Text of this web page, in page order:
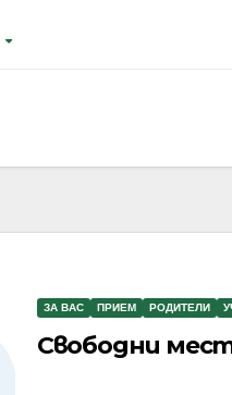
ЗА ВАС ПРИЕМ РОДИТЕЛИ
Свободни